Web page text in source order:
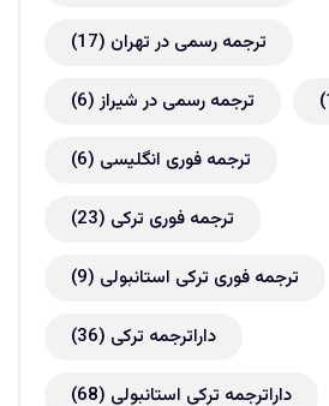
ترجمه رسمی در تهران (17)
ترجمه رسمی در شیراز(6)
ترجمه فوری انگلیسی (6)
ترجمه فوری ترکی (23)
ترجمه فوری ترکی استانبولی (9)
داراترجمه ترکی (36)
داراترجمه ترکی استانبولی (68)